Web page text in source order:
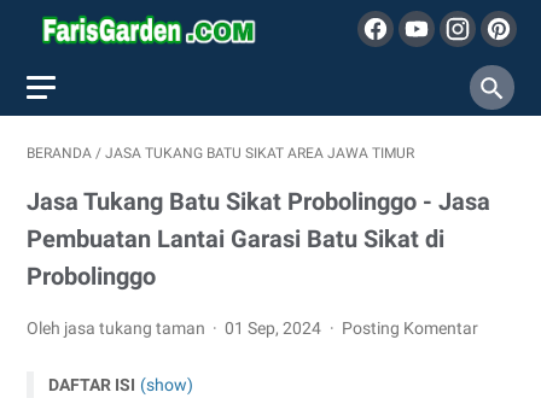
BERANDA / JASA TUKANG BATU SIKAT AREA JAWA TIMUR
Jasa Tukang Batu Sikat Probolinggo - Jasa
Pembuatan Lantai Garasi Batu Sikat di
Probolinggo
Oleh jasa tukang taman 01 Sep, 2024 Posting Komentar
DAFTAR ISI (show)